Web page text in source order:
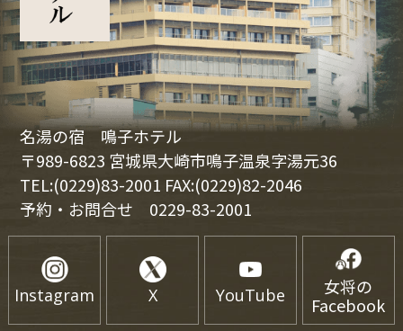
名湯の宿 鳴子ホテル
〒989-6823 宮城県大崎市鳴子温泉字湯元36
TEL:(0229)83-2001 FAX:(0229)82-2046
予約・お問合せ 0229-83-2001
Instagram X YouTube
女将の
Facebook